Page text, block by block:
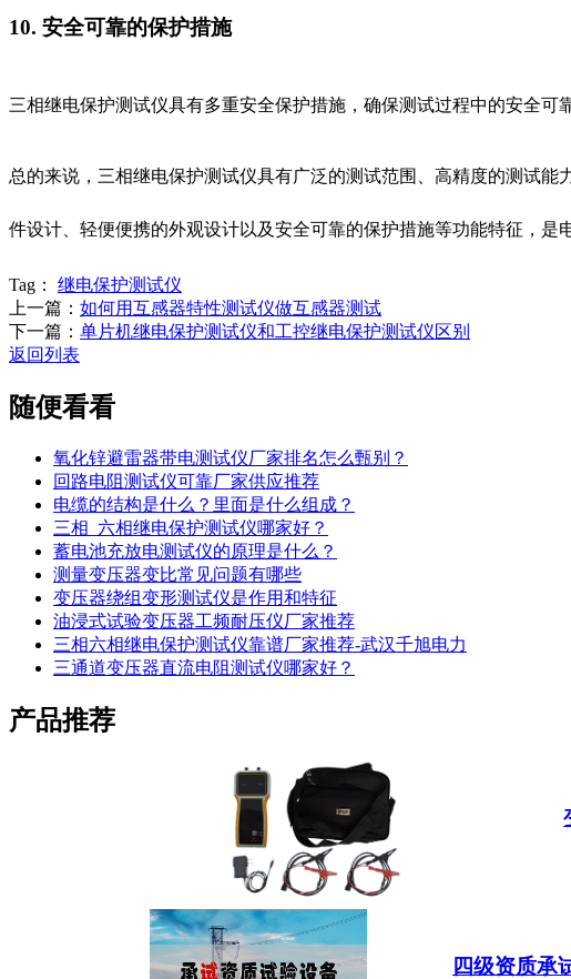
10. 安全可靠的保护措施
三相继电保护测试仪具有多重安全保护措施，确保测试过程中的安全
总的来说，三相继电保护测试仪具有广泛的测试范围、高精度的测试
件设计、轻便便携的外观设计以及安全可靠的保护措施等功能特征，是
Tag：
继电保护测试仪
上一篇： 如何用互感器特性测试仪做互感器测试
下一篇： 单片机继电保护测试仪和工控继电保护测试仪区别
返回列表
随便看看
氧化锌避雷器带电测试仪厂家排名怎么甄别？
回路电阻测试仪可靠厂家供应推荐
电缆的结构是什么？里面是什么组成？
三相_六相继电保护测试仪哪家好？
蓄电池充放电测试仪的原理是什么？
测量变压器变比常见问题有哪些
变压器绕组变形测试仪是作用和特征
油浸式试验变压器工频耐压仪厂家推荐
三相六相继电保护测试仪靠谱厂家推荐-武汉千旭电力
三通道变压器直流电阻测试仪哪家好？
产品推荐
四级资质承